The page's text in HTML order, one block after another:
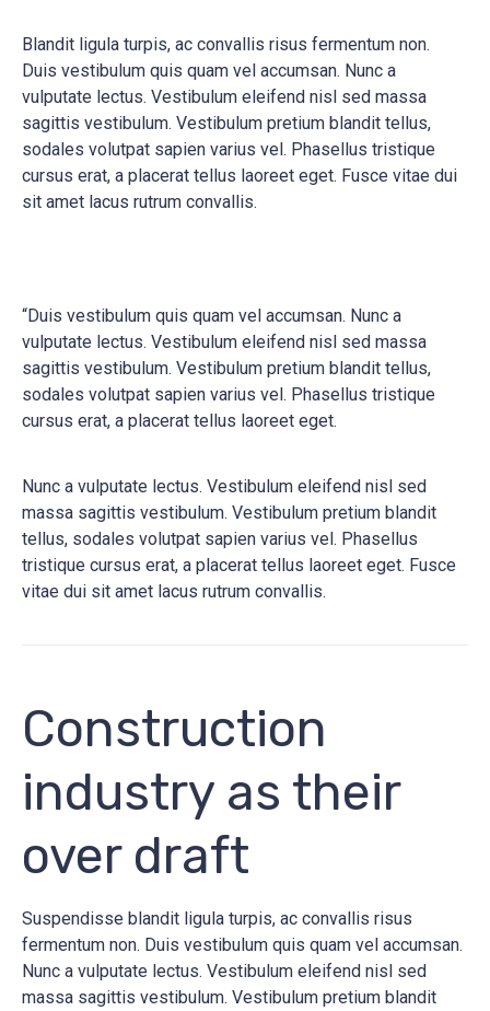
Blandit ligula turpis, ac convallis risus fermentum non.
Duis vestibulum quis quam vel accumsan. Nunc a
vulputate lectus. Vestibulum eleifend nisl sed massa
sagittis vestibulum. Vestibulum pretium blandit tellus,
sodales volutpat sapien varius vel. Phasellus tristique
cursus erat, a placerat tellus laoreet eget. Fusce vitae dui
sit amet lacus rutrum convallis.
“Duis vestibulum quis quam vel accumsan. Nunc a
vulputate lectus. Vestibulum eleifend nisl sed massa
sagittis vestibulum. Vestibulum pretium blandit tellus,
sodales volutpat sapien varius vel. Phasellus tristique
cursus erat, a placerat tellus laoreet eget.
Nunc a vulputate lectus. Vestibulum eleifend nisl sed
massa sagittis vestibulum. Vestibulum pretium blandit
tellus, sodales volutpat sapien varius vel. Phasellus
tristique cursus erat, a placerat tellus laoreet eget. Fusce
vitae dui sit amet lacus rutrum convallis.
Construction
industry as their
over draft
Suspendisse blandit ligula turpis, ac convallis risus
fermentum non. Duis vestibulum quis quam vel accumsan.
Nunc a vulputate lectus. Vestibulum eleifend nisl sed
massa sagittis vestibulum. Vestibulum pretium blandit